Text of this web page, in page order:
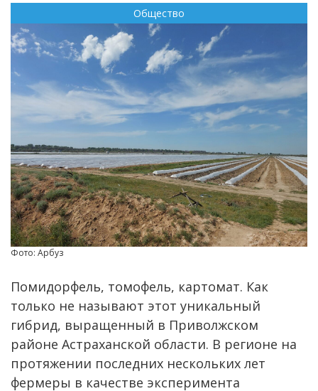
Общество
Фото: Арбуз
Помидорфель, томофель, картомат. Как
только не называют этот уникальный
гибрид, выращенный в Приволжском
районе Астраханской области. В регионе на
протяжении последних нескольких лет
фермеры в качестве эксперимента